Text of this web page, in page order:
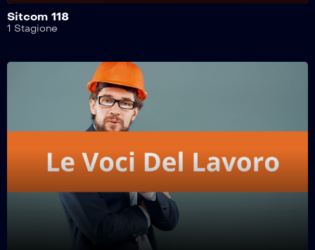
Safe Drive – 315^ Puntata
Safe Drive – 313^ Puntata
Safe Drive – 312^ Puntata
Safe Drive – 311^ Puntata
Sitcom 118
1 Stagione